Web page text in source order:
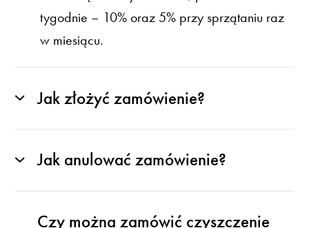
tygodnie – 10% oraz 5% przy sprzątaniu raz
w miesiącu.
Jak złożyć zamówienie?
Jak anulować zamówienie?
Czy można zamówić czyszczenie